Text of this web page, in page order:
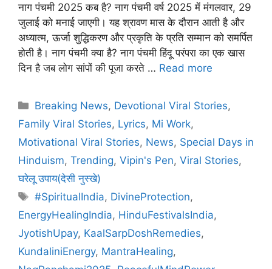
नाग पंचमी 2025 कब है? नाग पंचमी वर्ष 2025 में मंगलवार, 29
जुलाई को मनाई जाएगी। यह श्रावण मास के दौरान आती है और
अध्यात्म, ऊर्जा शुद्धिकरण और प्रकृति के प्रति सम्मान को समर्पित
होती है। नाग पंचमी क्या है? नाग पंचमी हिंदू परंपरा का एक खास
दिन है जब लोग सांपों की पूजा करते … Read more
Categories
Breaking News, Devotional Viral Stories,
Family Viral Stories, Lyrics, Mi Work,
Motivational Viral Stories, News, Special Days in
Hinduism, Trending, Vipin's Pen, Viral Stories,
घरेलू उपाय(देसी नुस्खे)
Tags
#SpiritualIndia, DivineProtection,
EnergyHealingIndia, HinduFestivalsIndia,
JyotishUpay, KaalSarpDoshRemedies,
KundaliniEnergy, MantraHealing,